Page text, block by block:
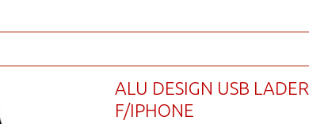
ALU DESIGN USB LADER
F/IPHONE